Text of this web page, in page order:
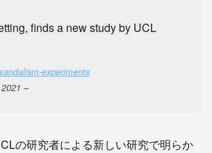
finds a new study by UCL
experiments
–
の研究者による新しい研究で明らか